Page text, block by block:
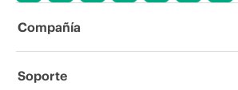
Compañía
Acerca de HPE
Soporte